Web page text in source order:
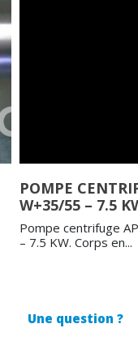
POMPE
W+35/55 – 7.5
Pompe centrifuge
– 7.5 KW. Corps en...
Une question ?